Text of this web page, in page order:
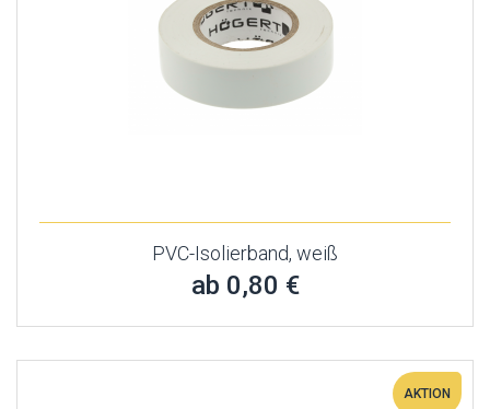
PVC-Isolierband, weiß
ab 0,80 €
AKTION